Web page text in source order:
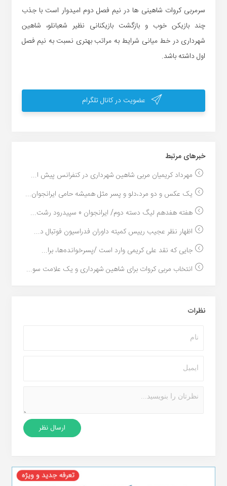
سرمربی کروات شاهینی ها در نیم فصل دوم امیدوار است با جذب
چند بازیکن خوب و بازگشت بازیکنانی نظیر شعبانلو، شاهین
شهرداری در خط میانی شرایط به مراتب بهتری نسبت به نیم فصل
اول داشته باشد.
عضویت در کانال تلگرام
خبر‌های مرتبط
مهرداد کریمیان مربی شاهین شهرداری در کنفرانس پیش ا...
یک عکس و دو مرد،دلو و پسر مثل همیشه حامی ایرانجوان...
هفته هفدهم لیگ دسته دوم/ ایرانجوان 0 سپیدرود رشت...
اظهار نظر عجیب رییس کمیته داوران فدراسیون فوتبال د...
جایی که نقد علی کریمی وارد است /پسرخوانده‌ها، برا...
انتخاب مربی کروات برای شاهین شهرداری و یک علامت سو...
نظرات